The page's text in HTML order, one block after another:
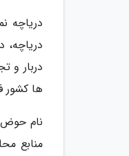
دریاچه
دربار و
ها کشور
نام حوض
منابع